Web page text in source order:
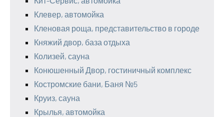
Клевер, автомойка
Кленовая роща, представительство в городе
Княжий двор, база отдыха
Колизей, сауна
Конюшенный Двор, гостиничный комплекс
Костромские бани, Баня №5
Круиз, сауна
Крылья, автомойка